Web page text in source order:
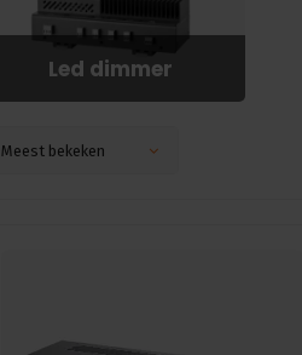
Led dimmer
Meest bekeken